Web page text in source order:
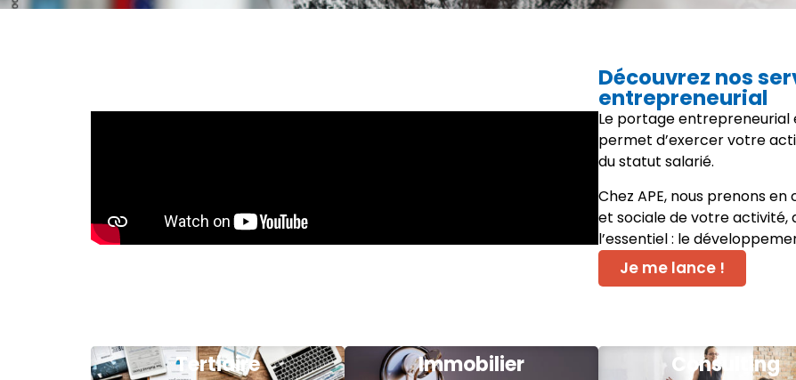
Découvrez nos
entrepreneurial
Le portage entrepreneurial
permet d’exercer votre
du statut salarié.
Chez APE, nous prenons
et sociale de votre activité,
l’essentiel : le
Je me lance !
Tertiaire Immobilier Consulting